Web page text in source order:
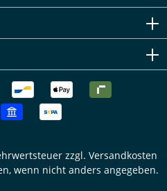
zzgl. Versandkosten
wenn nicht anders angegeben.